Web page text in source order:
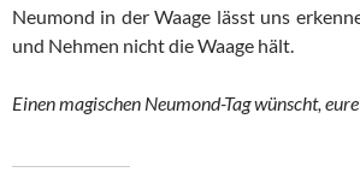
Neumond in der Waage lässt uns
und Nehmen nicht die Waage hält.
Einen magischen Neumond-Tag wünscht,